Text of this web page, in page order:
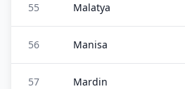
55 Malatya
56 Manisa
57 Mardin